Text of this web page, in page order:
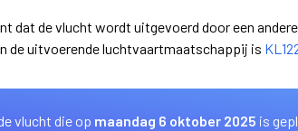
dat de vlucht wordt uitgevoerd door een
de uitvoerende luchtvaartmaatschappij is
vlucht die op maandag 6 oktober 2025 is